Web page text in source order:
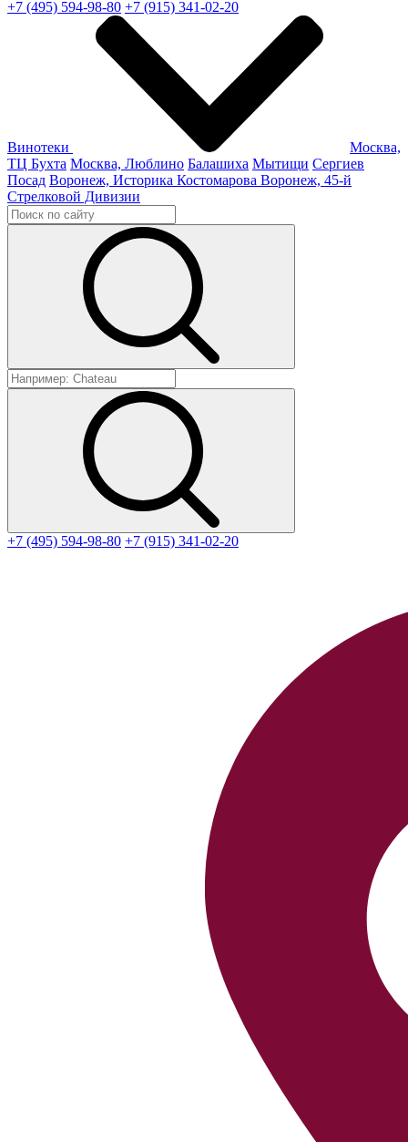
+7 (495) 594-98-80 +7 (915) 341-02-20
Винотеки
Москва,
ТЦ Бухта Москва, Люблино Балашиха Мытищи Сергиев
Посад Воронеж, Историка Костомарова Воронеж, 45-й
Стрелковой Дивизии
+7 (495) 594-98-80 +7 (915) 341-02-20